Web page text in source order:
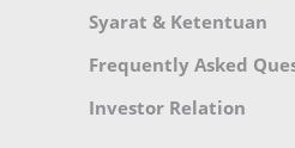
Syarat & Ketentuan
Frequently Asked
Investor Relation